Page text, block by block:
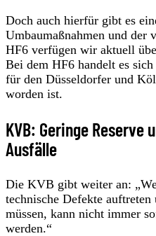
Doch auch hierfür gibt es
Umbaumaßnahmen und der
HF6 verfügen wir aktuell
Bei dem HF6 handelt es
für den Düsseldorfer und
worden ist.
KVB: Geringe Reserve
Ausfälle
Die KVB gibt weiter an:
technische Defekte
müssen, kann nicht immer
werden.“